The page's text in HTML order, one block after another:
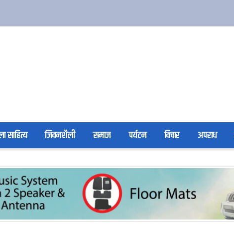
साहित्य जिवनशैली समाज पर्यटन विचार अपराध